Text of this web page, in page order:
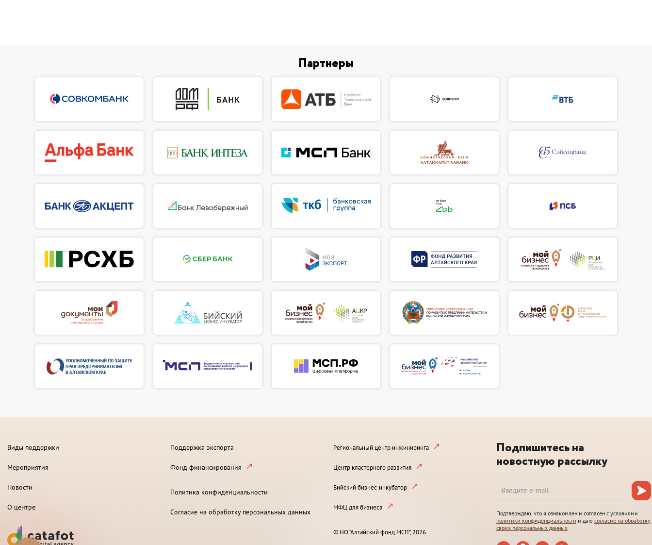
Партнеры
Виды поддержки
Мероприятия
Новости
О центре
Поддержка экспорта
Фонд финансирования
Политика конфиденциальности
Согласие на обработку персональных данных
Региональный центр инжиниринга
Центр кластерного развития
Бийский бизнес-инкубатор
МФЦ для бизнеса
© НО “Алтайский фонд МСП”, 2026
Подпишитесь на
новостную рассылку
Подтверждаю, что я ознакомлен и согласен с условиями
политики конфиденциальности и даю согласие на обработку
своих персональных данных